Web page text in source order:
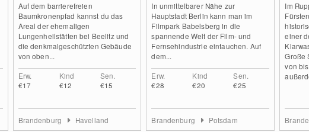
Auf dem barrierefreien
Baumkronenpfad kannst du das
Areal der ehemaligen
Lungenheilstätten bei Beelitz und
die denkmalgeschützten Gebäude
von oben...
Erw.
€17
Kind
€12
Sen.
€15
Brandenburg Havelland
In unmittelbarer Nähe zur
Hauptstadt Berlin kann man im
Filmpark Babelsberg in die
spannende Welt der Film- und
Fernsehindustrie eintauchen. Auf
dem...
Erw.
€28
Kind
€20
Sen.
€25
Brandenburg Potsdam
Im
einer
Große
von